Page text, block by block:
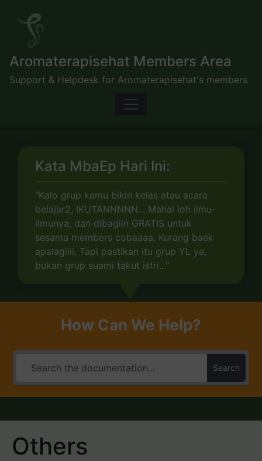
content
Aromaterapisehat Members Area
Support & Helpdesk for Aromaterapisehat's members
Kata MbaEp Hari Ini:
"Kalo grup kamu bikin kelas atau acara
belajar2, IKUTANNNNN... Mahal loh ilmu-
ilmunya, dan dibagiin GRATIS untuk
sesama members cobaaaa. Kurang baek
apalagiiii. Tapi pastikan itu grup YL ya,
bukan grup suami takut istri..."
How Can We Help?
Search
Others